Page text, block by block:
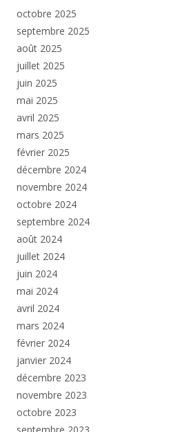
octobre 2025
septembre 2025
août 2025
juillet 2025
juin 2025
mai 2025
avril 2025
mars 2025
février 2025
décembre 2024
novembre 2024
octobre 2024
septembre 2024
août 2024
juillet 2024
juin 2024
mai 2024
avril 2024
mars 2024
février 2024
janvier 2024
décembre 2023
novembre 2023
octobre 2023